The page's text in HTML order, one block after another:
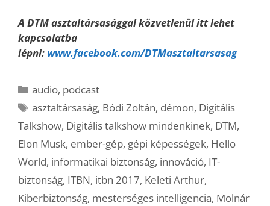
A DTM asztaltársasággal közvetlenül itt lehet
kapcsolatba
lépni: www.facebook.com/DTMasztaltarsasag
Kategória
audio, podcast
Címkék
asztaltársaság, Bódi Zoltán, démon, Digitális
Talkshow, Digitális talkshow mindenkinek, DTM,
Elon Musk, ember-gép, gépi képességek, Hello
World, informatikai biztonság, innováció, IT-
biztonság, ITBN, itbn 2017, Keleti Arthur,
Kiberbiztonság, mesterséges intelligencia, Molnár